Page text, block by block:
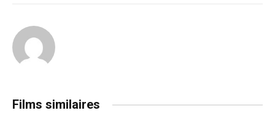
Films similaires